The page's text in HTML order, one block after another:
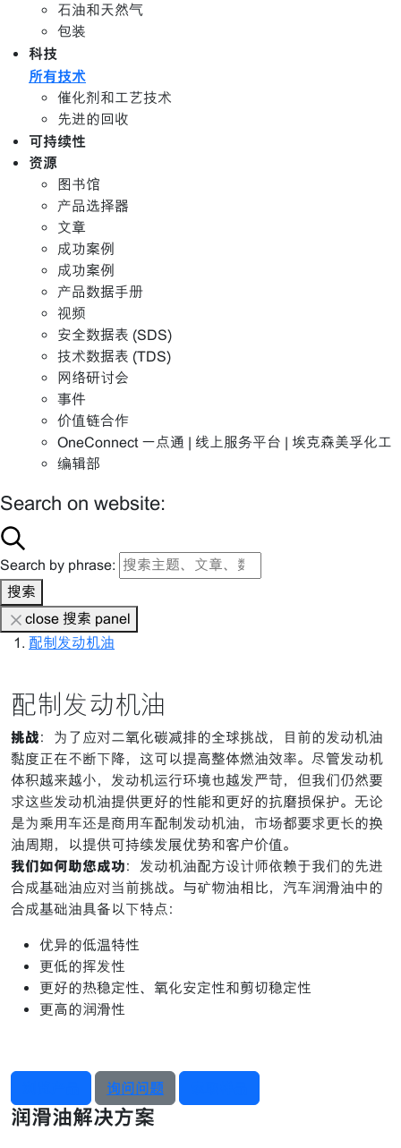
石油和天然气
包装
科技
所有技术
催化剂和工艺技术
先进的回收
可持续性
资源
图书馆
产品选择器
文章
成功案例
成功案例
产品数据手册
视频
安全数据表 (SDS)
技术数据表 (TDS)
网络研讨会
事件
价值链合作
OneConnect 一点通 | 线上服务平台 | 埃克森美孚化工
编辑部
Search on website:
Search by phrase:
搜索
close 搜索 panel
配制发动机油
配制发动机油
挑战：为了应对二氧化碳减排的全球挑战，目前的发动机油
黏度正在不断下降，这可以提高整体燃油效率。尽管发动机
体积越来越小，发动机运行环境也越发严苛，但我们仍然要
求这些发动机油提供更好的性能和更好的抗磨损保护。无论
是为乘用车还是商用车配制发动机油，市场都要求更长的换
油周期，以提供可持续发展优势和客户价值。
我们如何助您成功：发动机油配方设计师依赖于我们的先进
合成基础油应对当前挑战。与矿物油相比，汽车润滑油中的
合成基础油具备以下特点：
优异的低温特性
更低的挥发性
更好的热稳定性、氧化安定性和剪切稳定性
更高的润滑性
询问问题
润滑油解决方案